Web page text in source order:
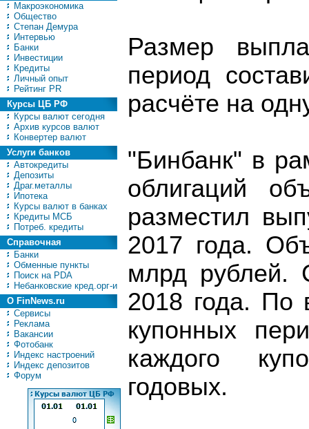
Макроэкономика
Общество
Степан Демура
Интервью
Банки
Инвестиции
Кредиты
Личный опыт
Рейтинг PR
Курсы ЦБ РФ
Курсы валют сегодня
Архив курсов валют
Конвертер валют
Услуги банков
Автокредиты
Депозиты
Драг.металлы
Ипотека
Курсы валют в банках
Кредиты МСБ
Потреб. кредиты
Справочная
Банки
Обменные пункты
Поиск на PDA
Небанковские кред.орг-и
О FinNews.ru
Сервисы
Реклама
Вакансии
Фотобанк
Индекс настроений
Индекс депозитов
Форум
Размер
период
расчёте на
"Бинбанк" в
облигаций
разместил
2017 года.
млрд рублей.
2018 года. По
купонных
каждого
годовых.